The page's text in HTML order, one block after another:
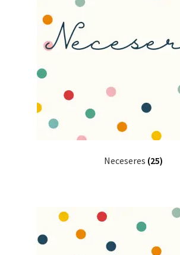
Neceseres (25)